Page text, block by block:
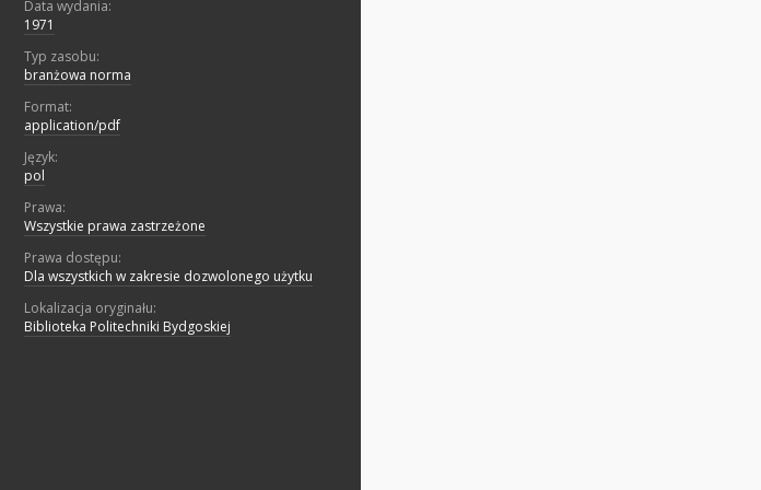
Data wydania:
1971
Typ zasobu:
branżowa norma
Format:
application/pdf
Język:
pol
Prawa:
Wszystkie prawa zastrzeżone
Prawa dostępu:
Dla wszystkich w zakresie dozwolonego użytku
Lokalizacja oryginału:
Biblioteka Politechniki Bydgoskiej